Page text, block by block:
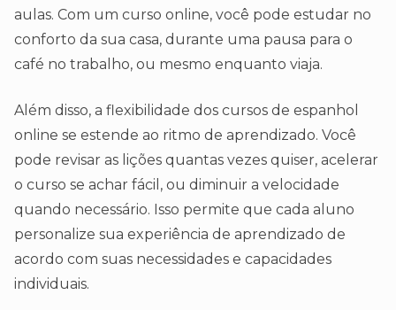
aulas. Com um curso online, você pode estudar no
conforto da sua casa, durante uma pausa para o
café no trabalho, ou mesmo enquanto viaja.
Além disso, a flexibilidade dos cursos de espanhol
online se estende ao ritmo de aprendizado. Você
pode revisar as lições quantas vezes quiser, acelerar
o curso se achar fácil, ou diminuir a velocidade
quando necessário. Isso permite que cada aluno
personalize sua experiência de aprendizado de
acordo com suas necessidades e capacidades
individuais.